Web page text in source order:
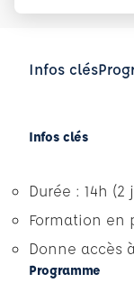
Infos clés
Infos clés
Durée : 14h (2
Formation en
Donne accès
Programme